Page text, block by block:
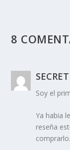
8
SECRET
Soy el
Ya habia
reseña
comprarlo.